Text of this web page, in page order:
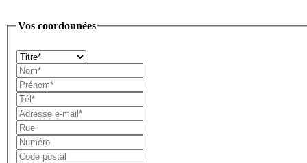
Vos coordonnées